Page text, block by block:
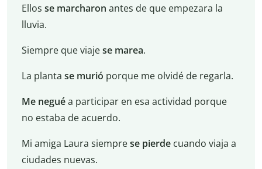
Ellos se marcharon antes de que empezara la
lluvia.
Siempre que viajese marea.
La planta se murió porque me olvidé de regarla.
Me neguéa participar en esa actividad porque
no estaba de acuerdo.
Mi amiga Laura siemprese pierdecuando viaja a
ciudades nuevas.